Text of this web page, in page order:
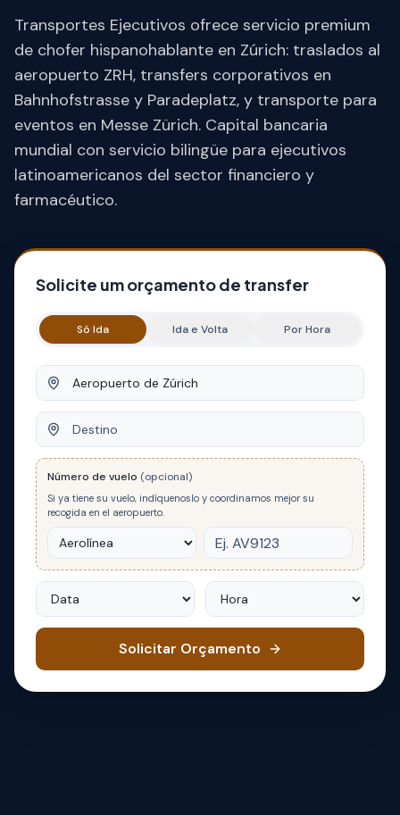
Transportes Ejecutivos ofrece servicio premium
de chofer hispanohablante en Zúrich: traslados al
aeropuerto ZRH, transfers corporativos en
Bahnhofstrasse y Paradeplatz, y transporte para
eventos en Messe Zürich. Capital bancaria
mundial con servicio bilingüe para ejecutivos
latinoamericanos del sector financiero y
farmacéutico.
Solicite um orçamento de transfer
Só Ida Ida e Volta Por Hora
Origem
Destino
Número de vuelo (opcional)
Si ya tiene su vuelo, indíquenoslo y coordinamos mejor su
recogida en el aeropuerto.
Data Hora
Solicitar Orçamento